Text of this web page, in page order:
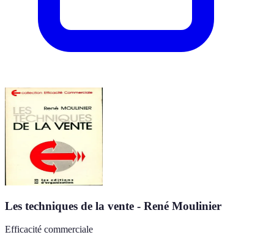
Les techniques de la vente - René Moulinier
Efficacité commerciale